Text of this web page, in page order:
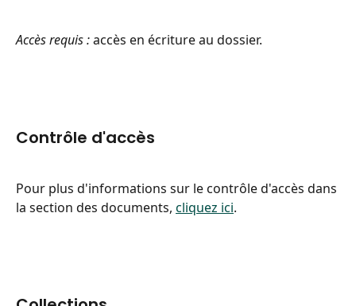
Accès requis : accès en écriture au dossier.
Contrôle d'accès
Pour plus d'informations sur le contrôle d'accès dans
la section des documents, cliquez ici.